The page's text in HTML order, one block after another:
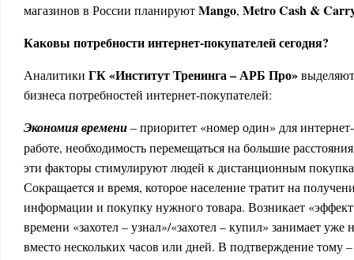
магазинов в России планируютMango, Metro Cash &
Каковы потребности интернет-покупателей сегодня?
Аналитики ГК «Институт Тренинга – АРБ Про»
бизнеса потребностей интернет-покупателей:
Экономия времени– приоритет «номер один» для
работе, необходимость перемещаться на большие
эти факторы стимулируют людей к дистанционным
Сокращается и время, которое население тратит на
информации и покупку нужного товара. Возникает
времени «захотел – узнал»/«захотел – купил» занимает уже
вместо нескольких часов или дней. В подтверждение тому